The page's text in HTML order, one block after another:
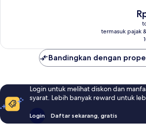
termasuk pajak
Bandingkan dengan
Login untuk melihat diskon dan
syarat. Lebih banyak reward untuk
Login Daftar sekarang, gratis